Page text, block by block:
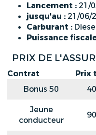
Lancement : 21/
jusqu'au : 21/06/
Carburant :
Puissance
PRIX DE
Contrat Prix
Bonus 50
Jeune
conducteur